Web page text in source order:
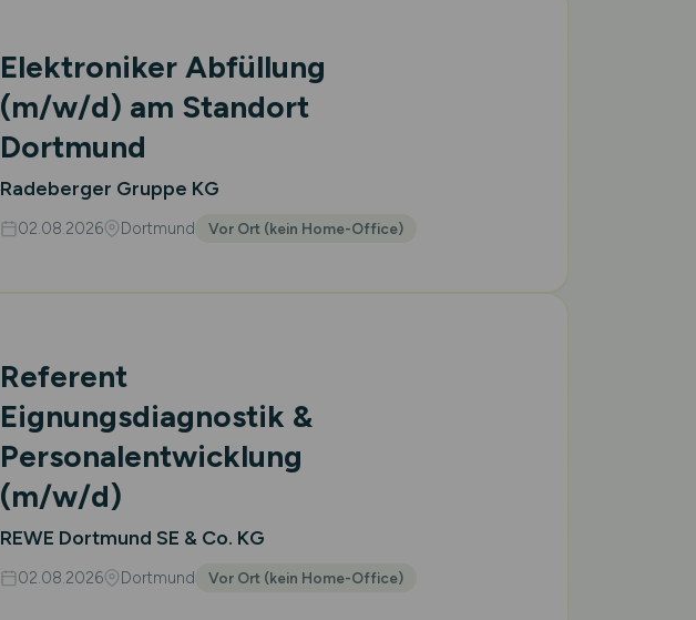
Elektroniker Abfüllung
(m/w/d) am Standort
Dortmund
Radeberger Gruppe KG
02.08.2026 Dortmund Vor Ort (kein Home-Office)
Referent
Eignungsdiagnostik &
Personalentwicklung
(m/w/d)
REWE Dortmund SE & Co. KG
02.08.2026 Dortmund Vor Ort (kein Home-Office)